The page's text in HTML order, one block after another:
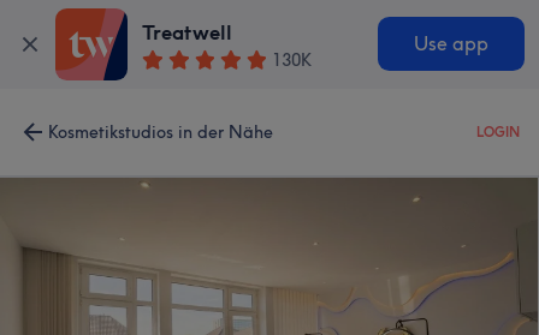
Treatwell
130K
Use app
Kosmetikstudios in der Nähe LOGIN